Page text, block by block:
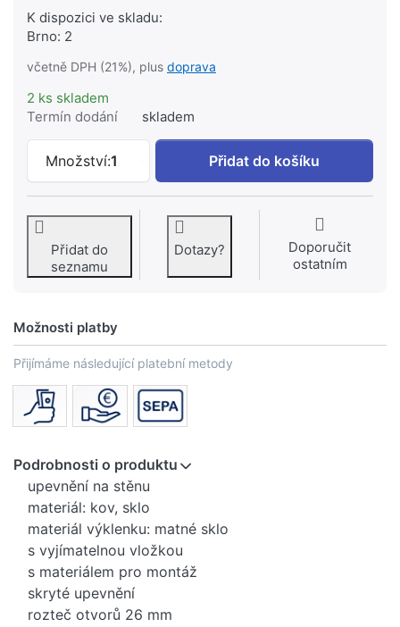
K dispozici ve skladu:
Brno: 2
včetně DPH (21%), plus doprava
2 ks skladem
Termín dodání
skladem
Množství:1
HANSGROHE AddStoris Q Držák na
Přidat do košíku
Přidat do
seznamu
Dotazy?
Doporučit
ostatním
Možnosti platby
Přijímáme následující platební metody
Podrobnosti o produktu
upevnění na stěnu
materiál: kov, sklo
materiál výklenku: matné sklo
s vyjímatelnou vložkou
s materiálem pro montáž
skryté upevnění
rozteč otvorů 26 mm